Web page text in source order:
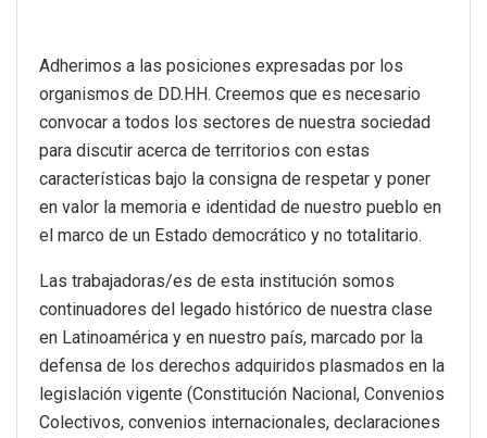
Adherimos a las posiciones expresadas por los
organismos de DD.HH. Creemos que es necesario
convocar a todos los sectores de nuestra sociedad
para discutir acerca de territorios con estas
características bajo la consigna de respetar y poner
en valor la memoria e identidad de nuestro pueblo en
el marco de un Estado democrático y no totalitario.
Las trabajadoras/es de esta institución somos
continuadores del legado histórico de nuestra clase
en Latinoamérica y en nuestro país, marcado por la
defensa de los derechos adquiridos plasmados en la
legislación vigente (Constitución Nacional, Convenios
Colectivos, convenios internacionales, declaraciones